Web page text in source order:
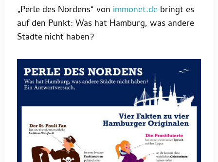
„Perle des Nordens“ von immonet.de bringt es
auf den Punkt: Was hat Hamburg, was andere
Städte nicht haben?